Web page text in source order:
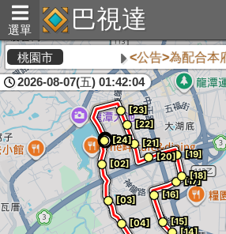
選單 巴視達
桃園市 <公告>為配合本
2026-08-07(五) 01:42:04